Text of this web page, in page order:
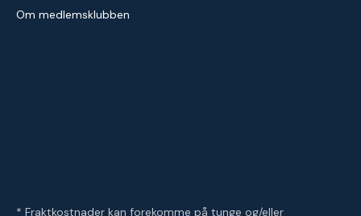
Om medlemsklubben
* Fraktkostnader kan forekomme på tunge og/eller